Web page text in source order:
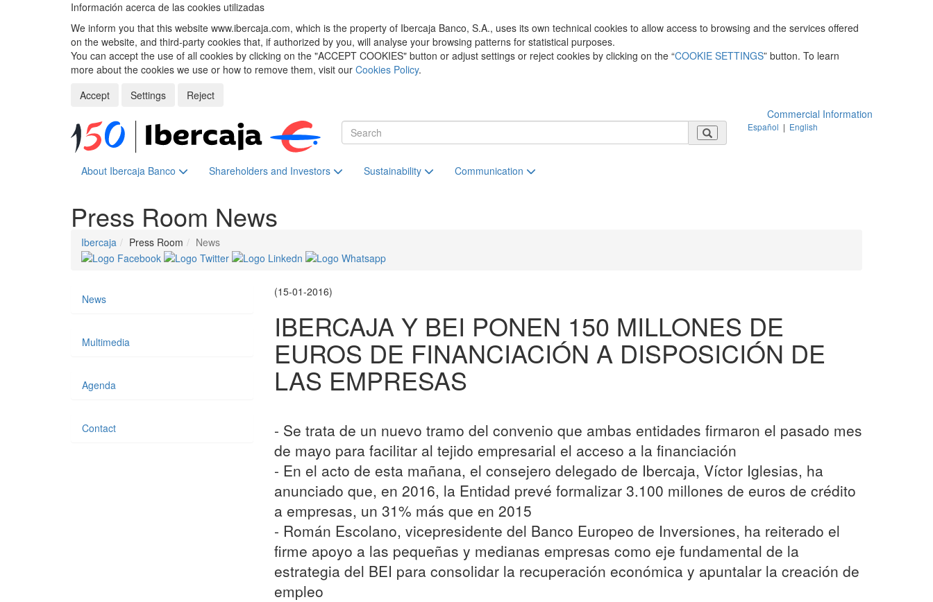
Información acerca de las cookies utilizadas
We inform you that this website www.ibercaja.com, which is the property of Ibercaja Banco, S.A., uses its own technical cookies to allow access to browsing and the services offered
on the website, and third-party cookies that, if authorized by you, will analyse your browsing patterns for statistical purposes.
You can accept the use of all cookies by clicking on the "ACCEPT COOKIES" button or adjust settings or reject cookies by clicking on the “COOKIE SETTINGS” button. To learn
more about the cookies we use or how to remove them, visit our Cookies Policy.
Accept
Settings
Reject
Commercial Information
Español | English
About Ibercaja Banco Shareholders and Investors Sustainability Communication
Press Room News
Ibercaja Press Room News
(15-01-2016)
IBERCAJA Y BEI PONEN 150 MILLONES DE
EUROS DE FINANCIACIÓN A DISPOSICIÓN DE
LAS EMPRESAS
- Se trata de un nuevo tramo del convenio que ambas entidades firmaron el pasado mes
de mayo para facilitar al tejido empresarial el acceso a la financiación
- En el acto de esta mañana, el consejero delegado de Ibercaja, Víctor Iglesias, ha
anunciado que, en 2016, la Entidad prevé formalizar 3.100 millones de euros de crédito
a empresas, un 31% más que en 2015
- Román Escolano, vicepresidente del Banco Europeo de Inversiones, ha reiterado el
firme apoyo a las pequeñas y medianas empresas como eje fundamental de la
estrategia del BEI para consolidar la recuperación económica y apuntalar la creación de
empleo
News
Multimedia
Agenda
Contact